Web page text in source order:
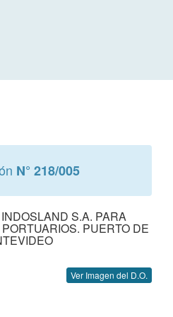
N° 218/005
S.A. PARA
PUERTO DE
Ver Imagen del D.O.